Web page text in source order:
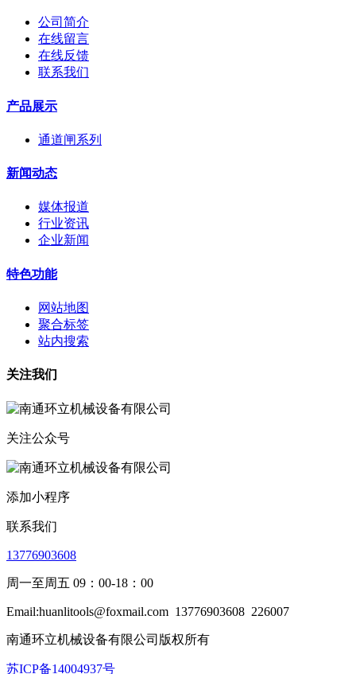
公司简介
在线留言
在线反馈
联系我们
产品展示
通道闸系列
新闻动态
媒体报道
行业资讯
企业新闻
特色功能
网站地图
聚合标签
站内搜索
关注我们
关注公众号
添加小程序
联系我们
13776903608
周一至周五 09：00-18：00
Email:huanlitools@foxmail.com 13776903608 226007
南通环立机械设备有限公司版权所有
苏ICP备14004937号